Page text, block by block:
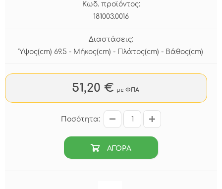
Κωδ. προϊόντος:
181003.0016
Διαστάσεις:
Ύψος(cm) 69.5 - Μήκος(cm) - Πλάτος(cm) - Βάθος(cm)
51,20 € με ΦΠΑ
Ποσότητα:
ΑΓΟΡΑ